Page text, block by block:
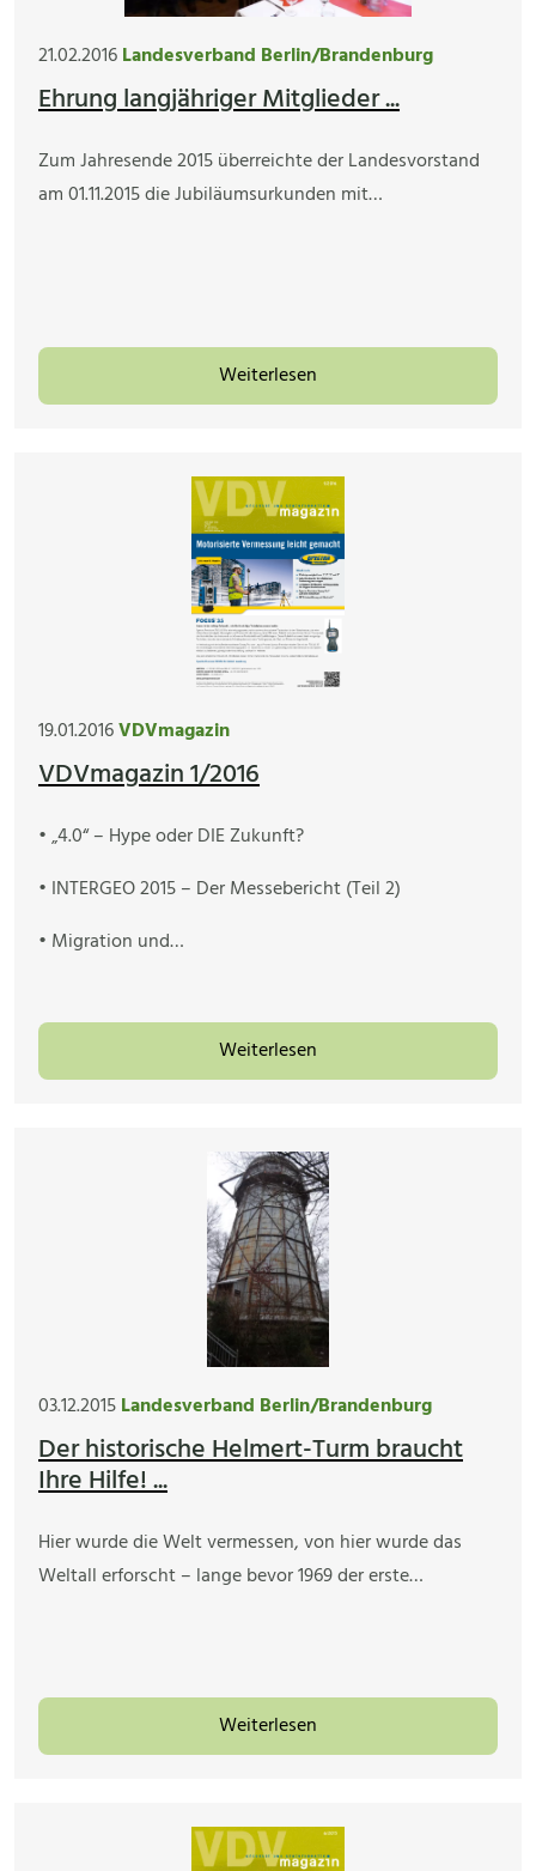
21.02.2016Landesverband Berlin/Brandenburg
Ehrung langjähriger Mitglieder ...
Zum Jahresende 2015 überreichte der Landesvorstand
am 01.11.2015 die Jubiläumsurkunden mit…
Weiterlesen
19.01.2016VDVmagazin
VDVmagazin 1/2016
• „4.0“ – Hype oder DIE Zukunft?
• INTERGEO 2015 – Der Messebericht (Teil 2)
• Migration und…
Weiterlesen
03.12.2015Landesverband Berlin/Brandenburg
Der historische Helmert-Turm braucht
Ihre Hilfe! ...
Hier wurde die Welt vermessen, von hier wurde das
Weltall erforscht – lange bevor 1969 der erste…
Weiterlesen